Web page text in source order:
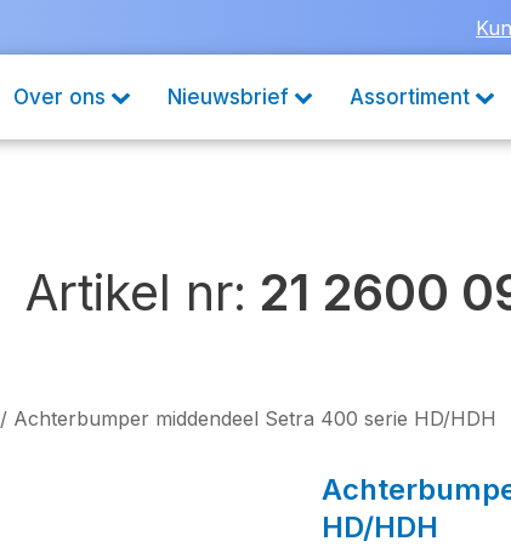
Over ons Nieuwsbrief Assortiment
Artikel nr: 21 2600
/ Achterbumper middendeel Setra 400 serie HD/HDH
HD/HDH